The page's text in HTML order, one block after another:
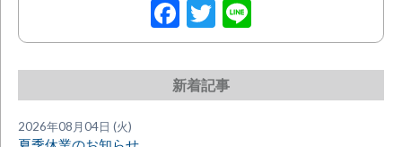
Facebook
Twitter
新着記事
2026年08月04日 (火)